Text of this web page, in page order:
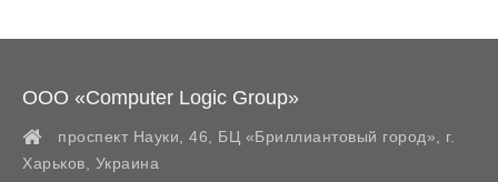
ООО «Computer Logic Group»
проспект Науки, 46, БЦ «Бриллиантовый город»,
г.
Харьков
Украина